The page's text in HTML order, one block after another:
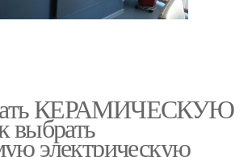
КЕРАМИЧЕСКУЮ
выбрать
электрическую